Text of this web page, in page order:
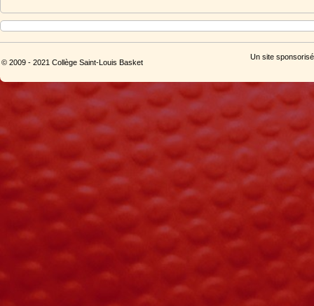
© 2009 - 2021 Collège Saint-Louis Basket
Un site